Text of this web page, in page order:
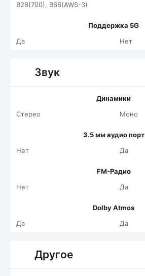
B28(700), B66(AWS-3)
Поддержка 5G
Да
Нет
Звук
Динамики
Стерео
Моно
3.5 мм аудио порт
Нет
Да
FM-Радио
Нет
Да
Dolby Atmos
Да
Да
Другое